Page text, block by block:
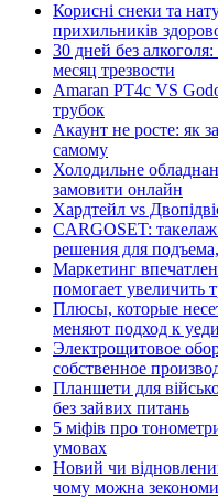
Корисні снеки та
прихильників
30 дней без
месяц трезвости
Amaran PT4c VS
трубок
Акаунт не росте: як
самому
Холодильне
замовити онлайн
Хардтейл vs
CARGOSET:
решения для
Маркетинг
помогает увеличить
Плюсы, которые
меняют подход к
Электрощитовое
собственное
Планшети для
без зайвих питань
5 міфів про
умовах
Новий чи
чому можна